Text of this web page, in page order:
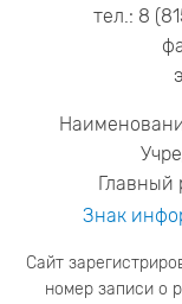
тел.: 8
Главный
Знак
Сайт
номер записи о